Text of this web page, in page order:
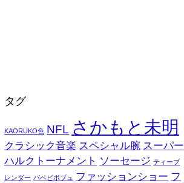
タグ
KAORUKO色 NFL さかもと未明
クラシック音楽 スペシャル腕 スーパー
ハルクトーナメント ソーセージ ティーブ
レンダー バベビボブュ ファッションショー フ